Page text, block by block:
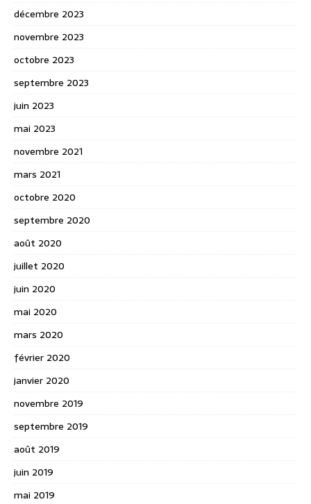
décembre 2023
novembre 2023
octobre 2023
septembre 2023
juin 2023
mai 2023
novembre 2021
mars 2021
octobre 2020
septembre 2020
août 2020
juillet 2020
juin 2020
mai 2020
mars 2020
février 2020
janvier 2020
novembre 2019
septembre 2019
août 2019
juin 2019
mai 2019